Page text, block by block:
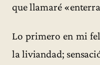
que llamaré
Lo primero en mi
la liviandad;